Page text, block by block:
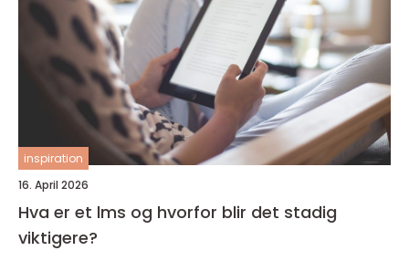
inspiration
16. April 2026
Hva er et lms og hvorfor blir det stadig
viktigere?